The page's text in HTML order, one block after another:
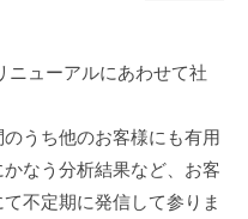
ニューアルにあわせて社
うち他のお客様にも有用
なう分析結果など、お客
不定期に発信して参りま